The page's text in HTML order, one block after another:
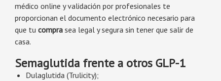
médico online y validación por profesionales te
proporcionan el documento electrónico necesario para
que tu compra sea legal y segura sin tener que salir de
casa.
Semaglutida frente a otros GLP-1
Dulaglutida (Trulicity);